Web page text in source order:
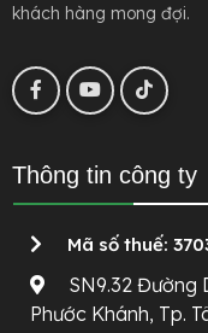
khách hàng mong đợi.
Thông tin công ty
Mã số thuế:
SN9.32 Đường
Phước Khánh, Tp.